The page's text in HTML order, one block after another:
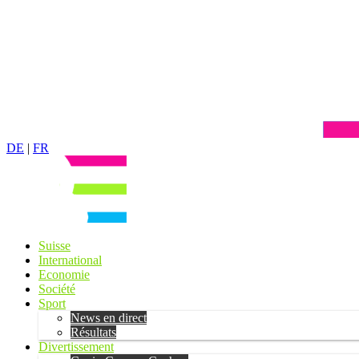
DE | FR
Suisse
International
Economie
Société
Sport
News en direct
Résultats
Divertissement